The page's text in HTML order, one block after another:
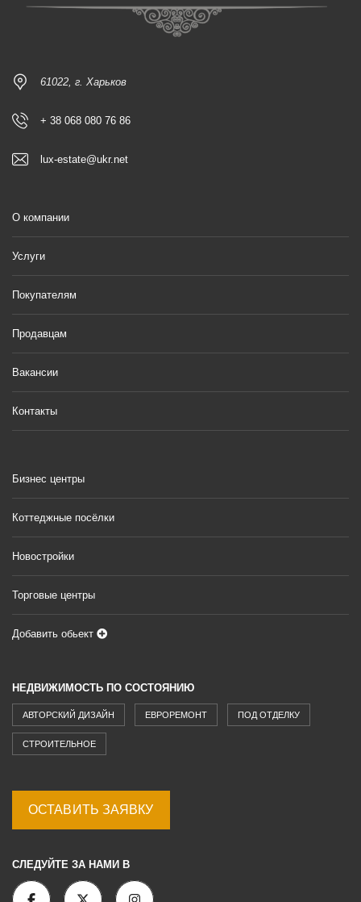
61022, г. Харьков
+ 38 068 080 76 86
lux-estate@ukr.net
О компании
Услуги
Покупателям
Продавцам
Вакансии
Контакты
Бизнес центры
Коттеджные посёлки
Новостройки
Торговые центры
Добавить обьект
НЕДВИЖИМОСТЬ ПО СОСТОЯНИЮ
АВТОРСКИЙ ДИЗАЙН ЕВРОРЕМОНТ ПОД ОТДЕЛКУ
СТРОИТЕЛЬНОЕ
ОСТАВИТЬ ЗАЯВКУ
СЛЕДУЙТЕ ЗА НАМИ В